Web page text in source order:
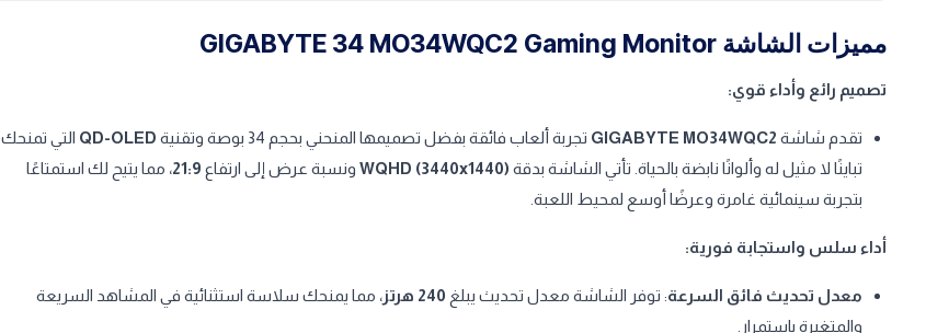
مميزات الشاشة GIGABYTE 34 MO34WQC2 Gaming Monitor
تصميم رائع وأداء قوي:
تقدم شاشة GIGABYTE MO34WQC2 تجربة ألعاب فائقة بفضل تصميمها المنحني بحجم 34 بوصة وتقنية QD-OLED التي تمنحك
تباينًا لا مثيل له وألوانًا نابضة بالحياة. تأتي الشاشة بدقة WQHD (3440x1440) ونسبة عرض إلى ارتفاع 21:9، مما يتيح لك استمتاعًا
بتجربة سينمائية غامرة وعرضًا أوسع لمحيط اللعبة.
أداء سلس واستجابة فورية:
معدل تحديث فائق السرعة: توفر الشاشة معدل تحديث يبلغ 240 هرتز
، مما يمنحك سلاسة استثنائية في المشاهد السريعة
والمتغيرة باستمرار.